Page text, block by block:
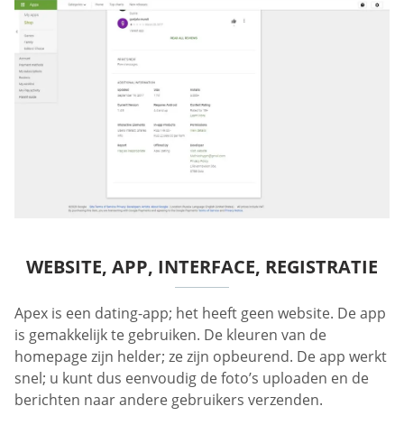
WEBSITE, APP, INTERFACE, REGISTRATIE
Apex is een dating-app; het heeft geen website. De app
is gemakkelijk te gebruiken. De kleuren van de
homepage zijn helder; ze zijn opbeurend. De app werkt
snel; u kunt dus eenvoudig de foto’s uploaden en de
berichten naar andere gebruikers verzenden.